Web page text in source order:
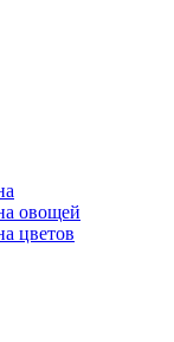
овощей
цветов